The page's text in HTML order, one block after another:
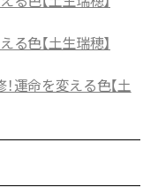
る色【土生瑞穂】
運命を変える色【土